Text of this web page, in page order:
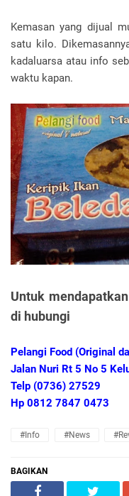
Kemasan yang dijual
satu kilo.
kadaluarsa atau info
waktu kapan.
Untuk
di hubungi
Pelangi Food (Original
Jalan Nuri Rt 5 No 5
Telp (0736) 27529
Hp 0812 7847 0473
#Info #News
BAGIKAN